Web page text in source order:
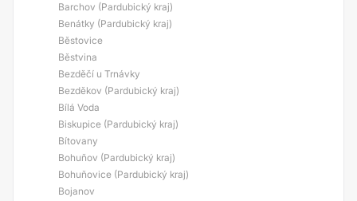
Barchov (Pardubický kraj)
Benátky (Pardubický kraj)
Běstovice
Běstvina
Bezděčí u Trnávky
Bezděkov (Pardubický kraj)
Bílá Voda
Biskupice (Pardubický kraj)
Bítovany
Bohuňov (Pardubický kraj)
Bohuňovice (Pardubický kraj)
Bojanov